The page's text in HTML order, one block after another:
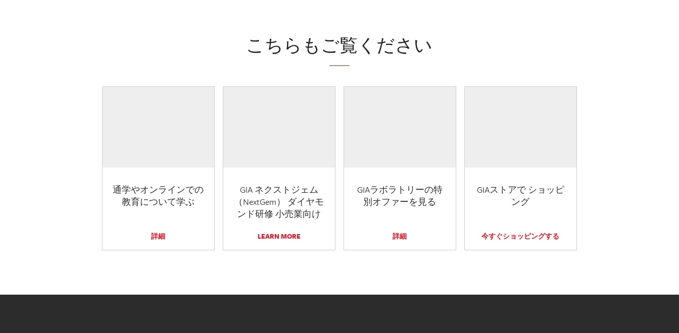
こちらもご覧ください
通学やオンラインでの
教育について学ぶ
詳細
GIA ネクストジェム
（NextGem） ダイヤモ
ンド研修 小売業向け
LEARN MORE
GIAラボラトリーの特
別オファーを見る
詳細
GIAストアで ショッピ
ング
今すぐショッピングする